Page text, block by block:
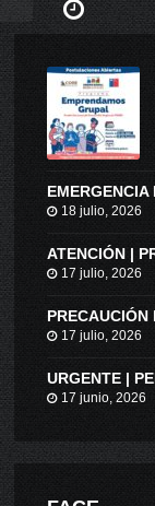
EMERGENCIA
18 julio, 2026
ATENCIÓN |
17 julio, 2026
PRECAUCIÓN
17 julio, 2026
URGENTE |
17 junio, 2026